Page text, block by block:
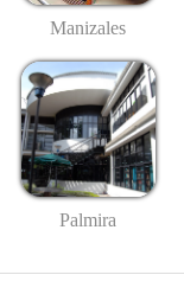
Manizales
Palmira